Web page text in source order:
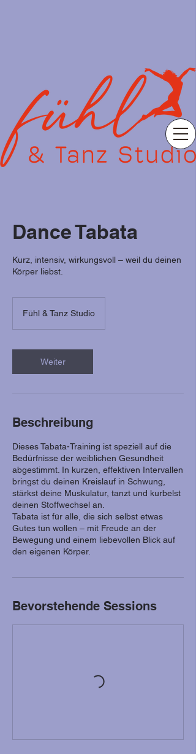
Dance Tabata
Kurz, intensiv, wirkungsvoll – weil du deinen
Körper liebst.
Fühl & Tanz Studio
Weiter
Beschreibung
Dieses Tabata-Training ist speziell auf die
Bedürfnisse der weiblichen Gesundheit
abgestimmt. In kurzen, effektiven Intervallen
bringst du deinen Kreislauf in Schwung,
stärkst deine Muskulatur, tanzt und kurbelst
deinen Stoffwechsel an.
Tabata ist für alle, die sich selbst etwas
Gutes tun wollen – mit Freude an der
Bewegung und einem liebevollen Blick auf
den eigenen Körper.
Bevorstehende Sessions